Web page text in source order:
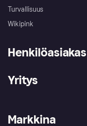
Turvallisuus
Wikipink
Henkilöasiakas
Ohje
Kirjaudu sisään
Tutustu kauppoihin
Yritys
Kirjaudu sisään yrityksenä
Markkina